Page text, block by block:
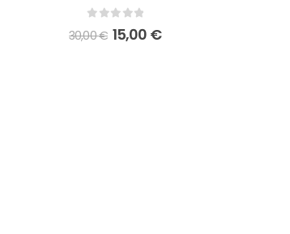
d'Orge
sur 5
30,00€ Le
prix
15,00 €Le